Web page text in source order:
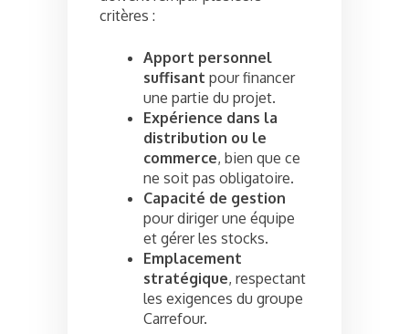
critères :
Apport personnel
suffisant pour financer
une partie du projet.
Expérience dans la
distribution ou le
commerce, bien que ce
ne soit pas obligatoire.
Capacité de gestion
pour diriger une équipe
et gérer les stocks.
Emplacement
stratégique, respectant
les exigences du groupe
Carrefour.